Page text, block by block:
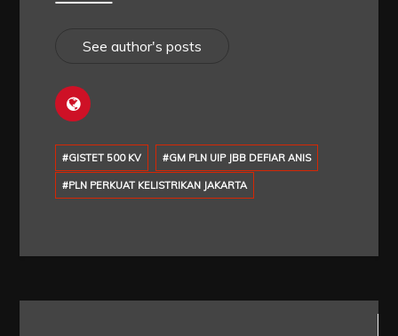
See author's posts
#GISTET 500 KV #GM PLN UIP JBB DEFIAR ANIS
#PLN PERKUAT KELISTRIKAN JAKARTA